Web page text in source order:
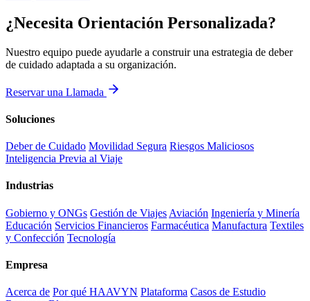
¿Necesita Orientación Personalizada?
Nuestro equipo puede ayudarle a construir una estrategia de deber
de cuidado adaptada a su organización.
Reservar una Llamada
Soluciones
Deber de Cuidado Movilidad Segura Riesgos Maliciosos
Inteligencia Previa al Viaje
Industrias
Gobierno y ONGs Gestión de Viajes Aviación Ingeniería y Minería
Educación Servicios Financieros Farmacéutica Manufactura Textiles
y Confección Tecnología
Empresa
Acerca de Por qué HAAVYN Plataforma Casos de Estudio